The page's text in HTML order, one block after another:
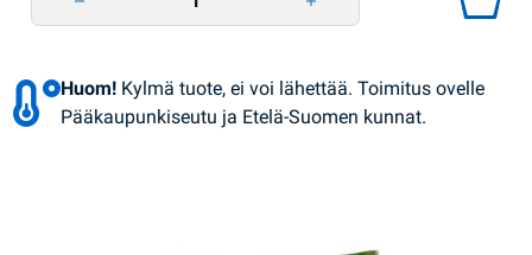
Huom! Kylmä tuote, ei voi lähettää. Toimitus ovelle
Pääkaupunkiseutu ja Etelä-Suomen kunnat.